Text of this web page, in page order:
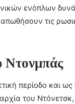
ενόπλων
τις
Ντονμπάς
περίοδο και ως
του